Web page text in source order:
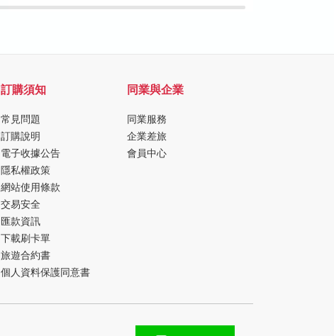
訂購須知
常見問題
訂購說明
電子收據公告
隱私權政策
網站使用條款
交易安全
匯款資訊
下載刷卡單
旅遊合約書
個人資料保護同意書
同業與企業
同業服務
企業差旅
會員中心